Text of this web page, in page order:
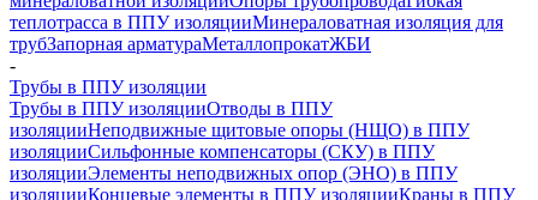
теплотрасса в ППУ изоляцииМинераловатная изоляция для
трубЗапорная арматураМеталлопрокатЖБИ
-
Трубы в ППУ изоляции
Трубы в ППУ изоляцииОтводы в ППУ
изоляцииНеподвижные щитовые опоры (НЩО) в ППУ
изоляцииCильфонные компенсаторы (СКУ) в ППУ
изоляцииЭлементы неподвижных опор (ЭНО) в ППУ
изоляцииКонцевые элементы в ППУ изоляцииКраны в ППУ